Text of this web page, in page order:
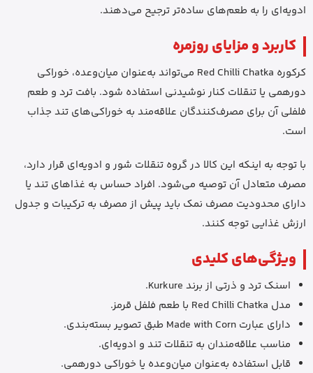
ادویه‌ای را به طعم‌های ساده‌تر ترجیح می‌دهند.
کاربرد و مزایای روزمره
کرکوره Red Chilli Chatka می‌تواند به‌عنوان میان‌وعده، خوراکی
دورهمی یا تنقلات کنار نوشیدنی استفاده شود. بافت ترد و طعم
فلفلی آن برای مصرف‌کنندگان علاقه‌مند به خوراکی‌های تند جذاب
است.
با توجه به اینکه این کالا در گروه تنقلات شور و ادویه‌ای قرار دارد،
مصرف متعادل آن توصیه می‌شود. افراد حساس به غذاهای تند یا
دارای محدودیت مصرف نمک باید پیش از مصرف به ترکیبات و جدول
ارزش غذایی توجه کنند.
ویژگی‌های کلیدی
اسنک ترد و ذرتی از برند Kurkure.
مدل Red Chilli Chatka با طعم فلفل قرمز.
دارای عبارت Made with Corn طبق تصویر بسته‌بندی.
مناسب علاقه‌مندان به تنقلات تند و ادویه‌ای.
قابل استفاده به‌عنوان میان‌وعده یا خوراکی دورهمی.